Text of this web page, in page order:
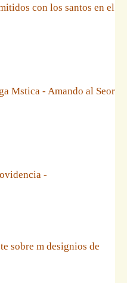
con los santos en el
Mstica - Amando al Seor
-
sobre m designios de